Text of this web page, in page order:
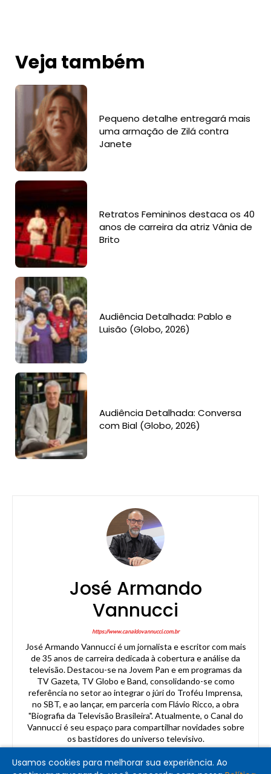
Veja também
Pequeno detalhe entregará mais
uma armação de Zilá contra
Janete
Retratos Femininos destaca os 40
anos de carreira da atriz Vânia de
Brito
Audiência Detalhada: Pablo e
Luisão (Globo, 2026)
Audiência Detalhada: Conversa
com Bial (Globo, 2026)
José Armando
Vannucci
https://www.canaldovannucci.com.br
José Armando Vannucci é um jornalista e escritor com mais
de 35 anos de carreira dedicada à cobertura e análise da
televisão. Destacou-se na Jovem Pan e em programas da
TV Gazeta, TV Globo e Band, consolidando-se como
referência no setor ao integrar o júri do Troféu Imprensa,
no SBT, e ao lançar, em parceria com Flávio Ricco, a obra
"Biografia da Televisão Brasileira". Atualmente, o Canal do
Vannucci é seu espaço para compartilhar novidades sobre
os bastidores do universo televisivo.
Usamos cookies para melhorar sua experiência. Ao